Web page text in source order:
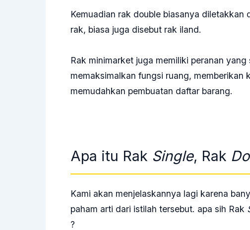
Kemuadian rak double biasanya diletakkan
rak, biasa juga disebut rak iland.
Rak minimarket juga memiliki peranan
memaksimalkan fungsi ruang, memberikan
memudahkan pembuatan daftar barang.
Apa itu Rak Single, Rak
Kami akan menjelaskannya lagi karena
paham arti dari istilah tersebut. apa sih Rak
?